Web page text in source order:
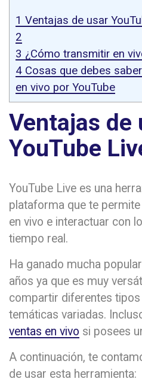
1 Ventajas de usar
2
3 ¿Cómo transmitir en
4 Cosas que debes
en vivo por YouTube
Ventajas de
YouTube
YouTube Live es una
plataforma que te
en vivo e interactuar con
tiempo real.
Ha ganado mucha
años ya que es muy
compartir diferentes
temáticas variadas.
ventas en vivo si posees
A continuación, te
de usar esta herramienta: